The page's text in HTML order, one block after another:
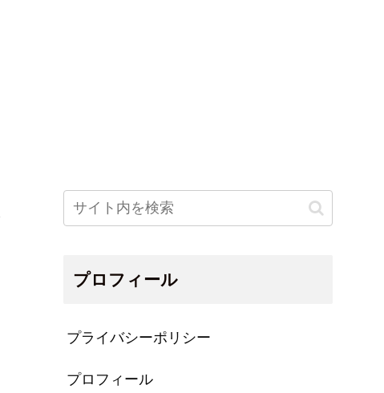
プロフィール
プライバシーポリシー
プロフィール